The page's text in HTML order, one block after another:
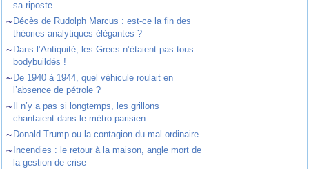
sa riposte
~ Décès de Rudolph Marcus : est-ce la fin des
théories analytiques élégantes ?
~ Dans l’Antiquité, les Grecs n’étaient pas tous
bodybuildés !
~ De 1940 à 1944, quel véhicule roulait en
l’absence de pétrole ?
~
Il n’y a pas si longtemps, les grillons
chantaient dans le métro parisien
~ Donald Trump ou la contagion du mal ordinaire
~ Incendies : le retour à la maison, angle mort de
la gestion de crise